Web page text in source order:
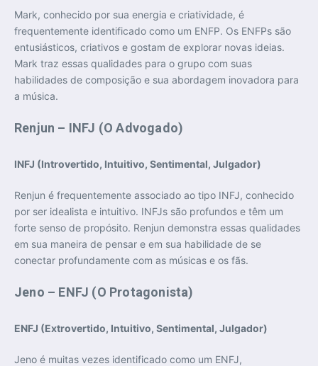
Mark, conhecido por sua energia e criatividade, é
frequentemente identificado como um ENFP. Os ENFPs são
entusiásticos, criativos e gostam de explorar novas ideias.
Mark traz essas qualidades para o grupo com suas
habilidades de composição e sua abordagem inovadora para
a música.
Renjun – INFJ (O Advogado)
INFJ (Introvertido, Intuitivo, Sentimental, Julgador)
Renjun é frequentemente associado ao tipo INFJ, conhecido
por ser idealista e intuitivo. INFJs são profundos e têm um
forte senso de propósito. Renjun demonstra essas qualidades
em sua maneira de pensar e em sua habilidade de se
conectar profundamente com as músicas e os fãs.
Jeno – ENFJ (O Protagonista)
ENFJ (Extrovertido, Intuitivo, Sentimental, Julgador)
Jeno é muitas vezes identificado como um ENFJ,